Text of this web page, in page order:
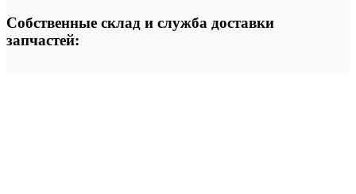
Собственные склад и служба доставки
запчастей: